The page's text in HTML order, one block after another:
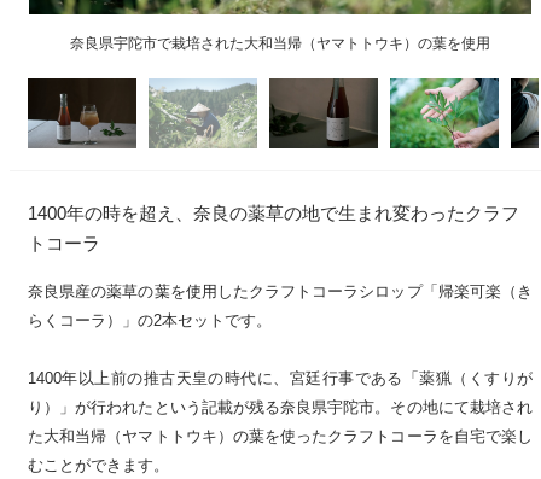
奈良県宇陀市で栽培された大和当帰（ヤマトトウキ）の葉を使用
1400年の時を超え、奈良の薬草の地で生まれ変わったクラフ
トコーラ
奈良県産の薬草の葉を使用したクラフトコーラシロップ「帰楽可楽（き
らくコーラ）」の2本セットです。
1400年以上前の推古天皇の時代に、宮廷行事である「薬猟（くすりが
り）」が行われたという記載が残る奈良県宇陀市。その地にて栽培され
た大和当帰（ヤマトトウキ）の葉を使ったクラフトコーラを自宅で楽し
むことができます。